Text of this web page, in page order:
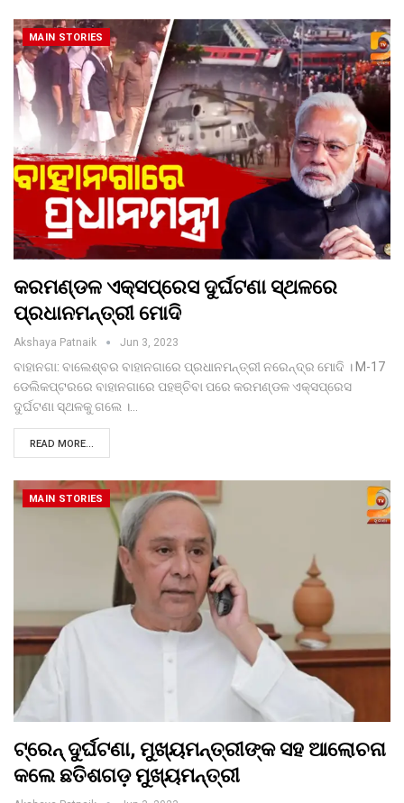
MAIN STORIES
କରମଣ୍ଡଳ ଏକ୍ସପ୍ରେସ ଦୁର୍ଘଟଣା ସ୍ଥଳରେ
ପ୍ରଧାନମନ୍ତ୍ରୀ ମୋଦି
Akshaya Patnaik Jun 3, 2023
ବାହାନଗା: ବାଲେଶ୍ବର ବାହାନଗାରେ ପ୍ରଧାନମନ୍ତ୍ରୀ ନରେନ୍ଦ୍ର ମୋଦି । M-17
ଡେଲିକପ୍ଟରରେ ବାହାନଗାରେ ପହଞ୍ଚିବା ପରେ କରମଣ୍ଡଳ ଏକ୍ସପ୍ରେସ
ଦୁର୍ଘଟଣା ସ୍ଥଳକୁ ଗଲେ ।…
READ MORE...
MAIN STORIES
ଟ୍ରେନ୍ ଦୁର୍ଘଟଣା, ମୁଖ୍ୟମନ୍ତ୍ରୀଙ୍କ ସହ ଆଲୋଚନା
କଲେ ଛତିଶଗଡ଼ ମୁଖ୍ୟମନ୍ତ୍ରୀ